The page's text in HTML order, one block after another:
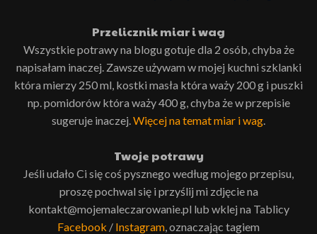
Przelicznik miar i wag
Wszystkie potrawy na blogu gotuje dla 2 osób, chyba że
napisałam inaczej. Zawsze używam w mojej kuchni szklanki
która mierzy 250 ml, kostki masła która waży 200 g i puszki
np. pomidorów która waży 400 g, chyba że w przepisie
sugeruje inaczej.Więcej na temat miar i wag.
Twoje potrawy
Jeśli udało Ci się coś pysznego według mojego przepisu,
proszę pochwal się i przyślij mi zdjęcie na
kontakt@mojemaleczarowanie.pl lub wklej na Tablicy
Facebook / Instagram, oznaczając tagiem